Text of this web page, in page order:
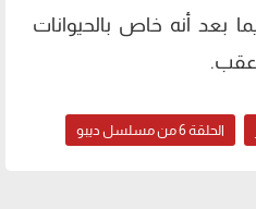
بعد أنه خاص بالحيوانات
عقب.
الحلقة 6 من مسلسل ديبو